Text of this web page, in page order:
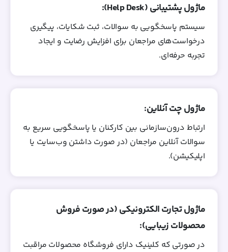
ماژول پشتیبانی (Help Desk):
سیستم پاسخگویی به سوالات، ثبت شکایات، پیگیری
درخواست‌های مراجعان برای افزایش رضایت و ایجاد
تجربه حرفه‌ای.
ماژول چت آنلاین:
ارتباط درون‌سازمانی بین کارکنان یا پاسخگویی سریع به
سوالات آنلاین مراجعان (در صورت داشتن وب‌سایت یا
اپلیکیشن).
ماژول تجارت الکترونیکی (در صورت فروش
محصولات زیبایی):
در صورتی که کلینیک دارای فروشگاه محصولات مراقبت